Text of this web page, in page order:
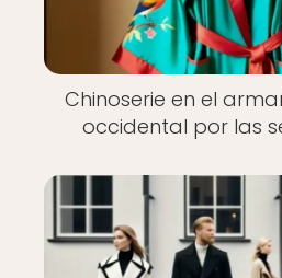
Chinoserie en el
occidental por las